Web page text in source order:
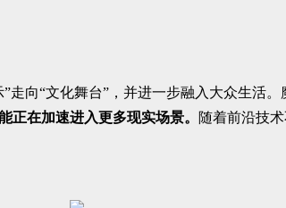
向“文化舞台”，并进一步融入大众生活
正在加速进入更多现实场景。
随着前沿技